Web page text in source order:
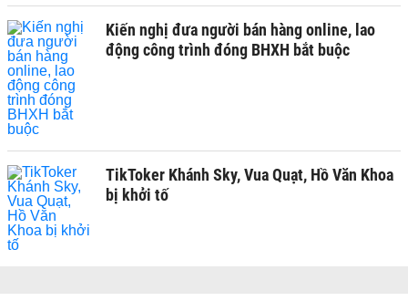
Kiến nghị đưa người bán hàng online, lao
động công trình đóng BHXH bắt buộc
TikToker Khánh Sky, Vua Quạt, Hồ Văn Khoa
bị khởi tố